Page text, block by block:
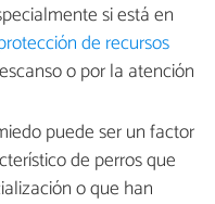
si está en
de recursos
o por la atención
puede ser un factor
de perros que
o que han